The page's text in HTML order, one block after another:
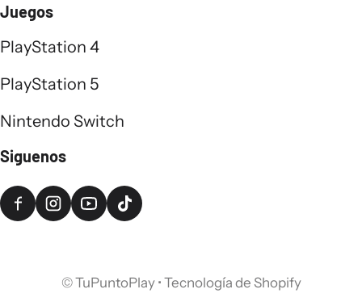
Juegos
PlayStation 4
PlayStation 5
Nintendo Switch
Siguenos
©TuPuntoPlay• Tecnología de Shopify